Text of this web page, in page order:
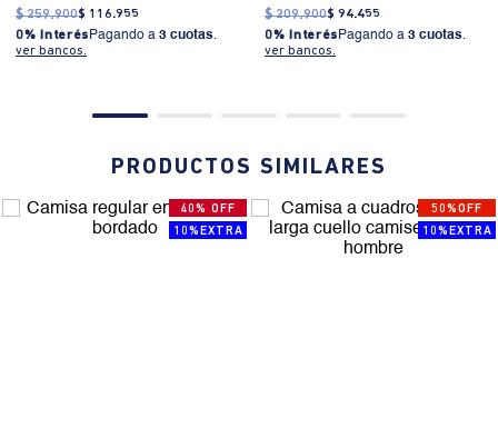
$ 259.900$ 116.955
0% Interés Pagando a 3 cuotas.
ver bancos.
$ 209.900$ 94.455
0% Interés Pagando a 3 cuotas.
ver bancos.
PRODUCTOS SIMILARES
40% OFF
10%EXTRA
50%OFF
10%EXTRA